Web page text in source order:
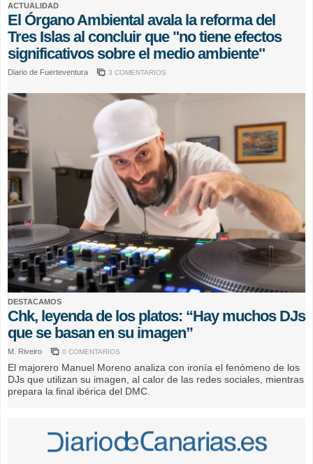
ACTUALIDAD
El Órgano Ambiental avala la reforma del
Tres Islas al concluir que "no tiene efectos
significativos sobre el medio ambiente"
Diario de Fuerteventura 3 COMENTARIOS
DESTACAMOS
Chk, leyenda de los platos: “Hay muchos DJs
que se basan en su imagen”
M. Riveiro 0 COMENTARIOS
El majorero Manuel Moreno analiza con ironía el fenómeno de los
DJs que utilizan su imagen, al calor de las redes sociales, mientras
prepara la final ibérica del DMC.